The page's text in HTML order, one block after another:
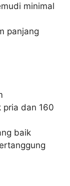
minimal
panjang
pria dan 160
baik